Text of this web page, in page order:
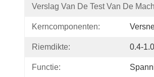
Verslag Van De Test Van De
Kerncomponenten:
Riemdikte: 0.4-
Functie: